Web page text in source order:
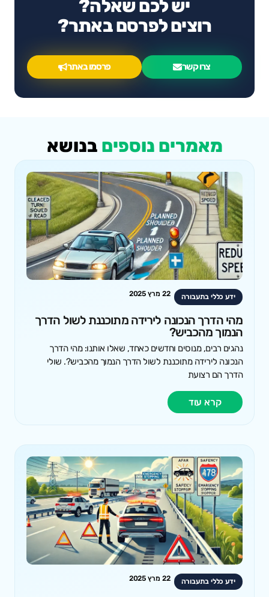
יש לכם שאלה?
רוצים לפרסם באתר?
צרו קשר פרסמו באתר
מאמרים נוספים בנושא
ידע כללי בתעבורה 22 מרץ 2025
מהי הדרך הנכונה לירידה מתוכננת לשול הדרך
הנמוך מהכביש?
נהגים רבים, מנוסים וחדשים כאחד, שאלו אותנו: מהי הדרך
הנכונה לירידה מתוכננת לשול הדרך הנמוך מהכביש?. שולי
הדרך הם רצועת
קרא עוד
ידע כללי בתעבורה 22 מרץ 2025